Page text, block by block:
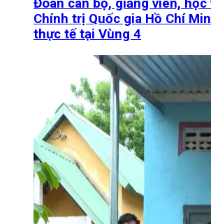
Đoàn cán bộ, giảng viên, học
Chính trị Quốc gia Hồ Chí
thực tế tại Vùng 4